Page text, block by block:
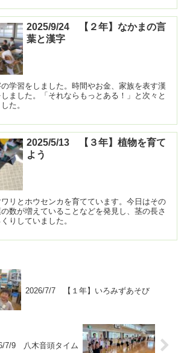
2025/9/24 【２年】なかまの言
葉と漢字
学習をしました。時間やお金、家族を表す漢
ました。「それならもっとある！」と次々と
た。
2025/5/13 【３年】植物を育て
よう
リとホウセンカを育てています。今日はその
数が増えていることなどを発見し、茎の長さ
りしていました。
2026/7/7 【１年】いろみずあそび
7/9 八木音頭タイム